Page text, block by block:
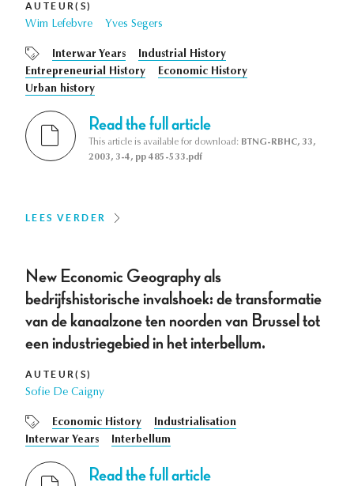
AUTEUR(S)
Wim Lefebvre Yves Segers
Interwar Years
Industrial History
Entrepreneurial History
Economic History
Urban history
Read the full article
This article is available for download: BTNG-RBHC, 33,
2003, 3-4, pp 485-533.pdf
LEES VERDER
New Economic Geography als
bedrijfshistorische invalshoek: de transformatie
van de kanaalzone ten noorden van Brussel tot
een industriegebied in het interbellum.
AUTEUR(S)
Sofie De Caigny
Economic History
Industrialisation
Interwar Years
Interbellum
Read the full article